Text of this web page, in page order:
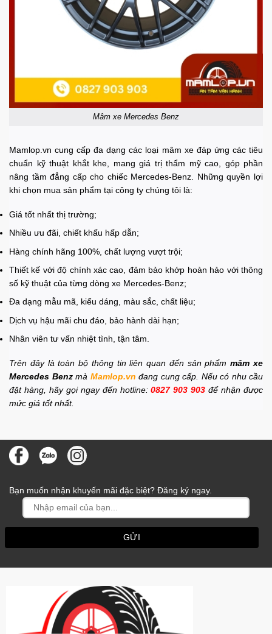
Mâm xe Mercedes Benz
Mamlop.vn cung cấp đa dạng các loại mâm xe đáp ứng các tiêu
chuẩn kỹ thuật khắt khe, mang giá trị thẩm mỹ cao, góp phần
nâng tầm đẳng cấp cho chiếc Mercedes-Benz. Những quyền lợi
khi chọn mua sản phẩm tại công ty chúng tôi là:
Giá tốt nhất thị trường;
Nhiều ưu đãi, chiết khấu hấp dẫn;
Hàng chính hãng 100%, chất lượng vượt trội;
Thiết kế với độ chính xác cao, đảm bảo khớp hoàn hảo với thông
số kỹ thuật của từng dòng xe Mercedes-Benz;
Đa dạng mẫu mã, kiểu dáng, màu sắc, chất liệu;
Dịch vụ hậu mãi chu đáo, bảo hành dài hạn;
Nhân viên tư vấn nhiệt tình, tận tâm.
Trên đây là toàn bộ thông tin liên quan đến sản phẩmmâm xe
Mercedes Benz mà Mamlop.vn đang cung cấp. Nếu có nhu cầu
đặt hàng, hãy gọi ngay đến hotline:0827 903 903 để nhận được
mức giá tốt nhất.
Bạn muốn nhận khuyến mãi đặc biệt? Đăng ký ngay.